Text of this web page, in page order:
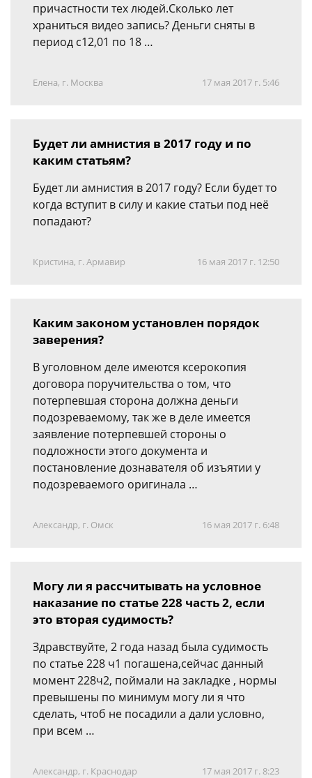
причастности тех людей.Сколько лет
храниться видео запись? Деньги сняты в
период с12,01 по 18 …
Елена, г. Москва 17 мая 2017 г. 5:46
Будет ли амнистия в 2017 году и по
каким статьям?
Будет ли амнистия в 2017 году? Если будет то
когда вступит в силу и какие статьи под неё
попадают?
Кристина, г. Армавир 16 мая 2017 г. 12:50
Каким законом установлен порядок
заверения?
В уголовном деле имеются ксерокопия
договора поручительства о том, что
потерпевшая сторона должна деньги
подозреваемому, так же в деле имеется
заявление потерпевшей стороны о
подложности этого документа и
постановление дознавателя об изъятии у
подозреваемого оригинала …
Александр, г. Омск 16 мая 2017 г. 6:48
Могу ли я рассчитывать на условное
наказание по статье 228 часть 2, если
это вторая судимость?
Здравствуйте, 2 года назад была судимость
по статье 228 ч1 погашена,сейчас данный
момент 228ч2, поймали на закладке , нормы
превышены по минимум могу ли я что
сделать, чтоб не посадили а дали условно,
при всем …
Александр, г. Краснодар 17 мая 2017 г. 8:23